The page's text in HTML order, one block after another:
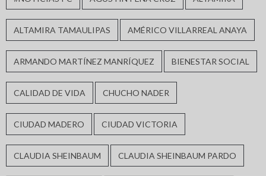
ALTAMIRA TAMAULIPAS AMÉRICO VILLARREAL ANAYA
ARMANDO MARTÍNEZ MANRÍQUEZ BIENESTAR SOCIAL
CALIDAD DE VIDA CHUCHO NADER
CIUDAD MADERO CIUDAD VICTORIA
CLAUDIA SHEINBAUM CLAUDIA SHEINBAUM PARDO